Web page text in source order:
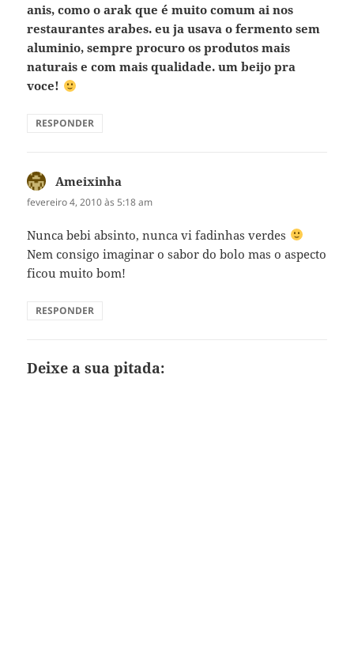
anis, como o arak que é muito comum ai nos
restaurantes arabes. eu ja usava o fermento sem
aluminio, sempre procuro os produtos mais
naturais e com mais qualidade. um beijo pra
voce!
RESPONDER
Ameixinha
fevereiro 4, 2010 às 5:18 am
Nunca bebi absinto, nunca vi fadinhas verdes
Nem consigo imaginar o sabor do bolo mas o aspecto
ficou muito bom!
RESPONDER
Deixe a sua pitada: